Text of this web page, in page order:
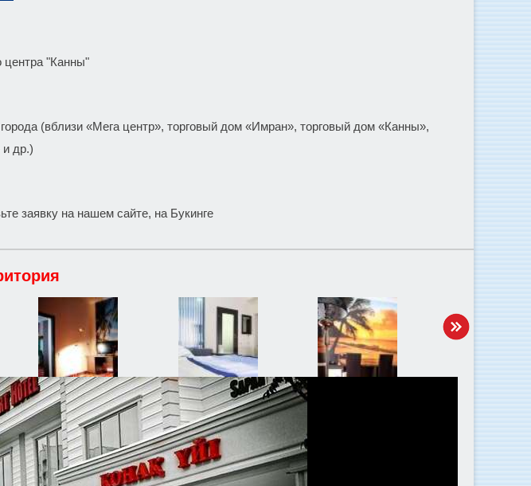
центра "Канны"
(вблизи «Мега центр», торговый дом «Имран», торговый дом «Канны»,
др.)
заявку на нашем сайте, на Букинге